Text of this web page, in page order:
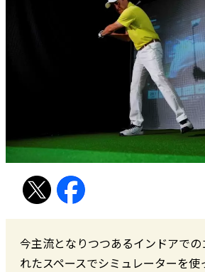
今主流となりつつあるインドアで
れたスペースでシミュレーターを